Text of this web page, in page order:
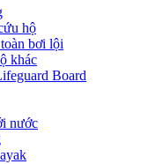
hộ
bơi lội
khác
Board
nước